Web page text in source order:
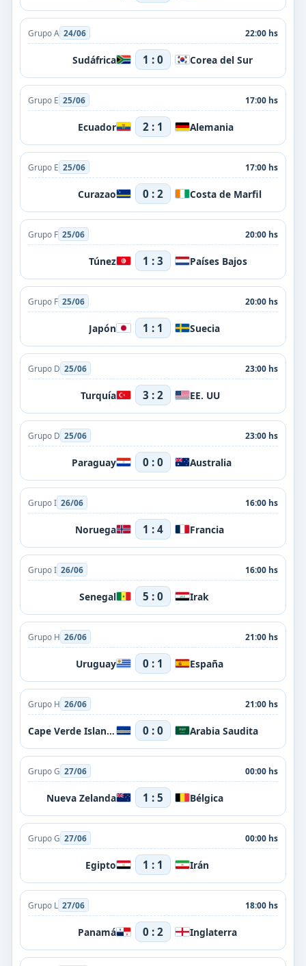
Grupo A 24/06 22:00 hs
Sudáfrica 1 : 0 Corea del Sur
Grupo E 25/06 17:00 hs
Ecuador 2 : 1 Alemania
Grupo E 25/06 17:00 hs
Curazao 0 : 2 Costa de Marfil
Grupo F 25/06 20:00 hs
Túnez 1 : 3 Países Bajos
Grupo F 25/06 20:00 hs
Japón 1 : 1 Suecia
Grupo D 25/06 23:00 hs
Turquía 3 : 2 EE. UU
Grupo D 25/06 23:00 hs
Paraguay 0 : 0 Australia
Grupo I 26/06 16:00 hs
Noruega 1 : 4 Francia
Grupo I 26/06 16:00 hs
Senegal 5 : 0 Irak
Grupo H 26/06 21:00 hs
Uruguay 0 : 1 España
Grupo H 26/06 21:00 hs
Cape Verde Islands 0 : 0 Arabia Saudita
Grupo G 27/06 00:00 hs
Nueva Zelanda 1 : 5 Bélgica
Grupo G 27/06 00:00 hs
Egipto 1 : 1 Irán
Grupo L 27/06 18:00 hs
Panamá 0 : 2 Inglaterra